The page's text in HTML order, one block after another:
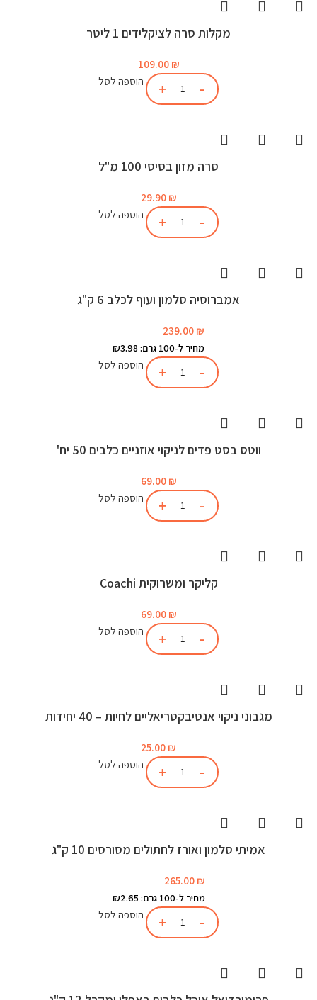
מקלות סרה לציקלידים 1 ליטר
109.00 ₪
הוספה לסל
סרה מזון בסיסי 100 מ"ל
29.90 ₪
הוספה לסל
אמברוסיה סלמון ועוף לכלב 6 ק"ג
239.00 ₪
מחיר ל-100 גרם: ₪3.98
הוספה לסל
ווטס בסט פדים לניקוי אוזניים כלבים 50 יח'
69.00 ₪
הוספה לסל
קליקר ומשרוקית Coachi
69.00 ₪
הוספה לסל
מגבוני ניקוי אנטיבקטריאליים לחיות – 40 יחידות
25.00 ₪
הוספה לסל
אמיתי סלמון ואורז לחתולים מסורסים 10 ק"ג
265.00 ₪
מחיר ל-100 גרם: ₪2.65
הוספה לסל